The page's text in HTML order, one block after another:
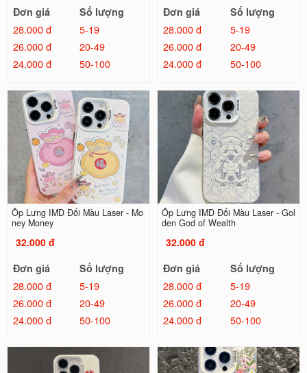
Đơn giá Số lượng
28.000 đ
5-19
26.000 đ
20-49
24.000 đ
50-100
Đơn giá Số lượng
28.000 đ
5-19
26.000 đ
20-49
24.000 đ
50-100
Ốp Lưng IMD Đổi Màu Laser - Mo
ney Money
32.000 đ
Đơn giá
Số lượng
28.000 đ
5-19
26.000 đ
20-49
24.000 đ
50-100
Ốp Lưng IMD Đổi Màu Laser - Gol
den God of Wealth
32.000 đ
Đơn giá
Số lượng
28.000 đ
5-19
26.000 đ
20-49
24.000 đ
50-100